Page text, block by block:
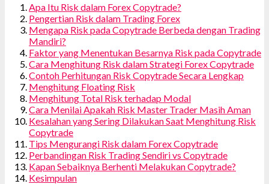
Apa Itu Risk dalam Forex Copytrade?
Pengertian Risk dalam Trading Forex
Mengapa Risk pada Copytrade Berbeda dengan Trading
Mandiri?
Faktor yang Menentukan Besarnya Risk pada Copytrade
Cara Menghitung Risk dalam Strategi Forex Copytrade
Contoh Perhitungan Risk Copytrade Secara Lengkap
Menghitung Floating Risk
Menghitung Total Risk terhadap Modal
Cara Menilai Apakah Risk Master Trader Masih Aman
Kesalahan yang Sering Dilakukan Saat Menghitung Risk
Copytrade
Tips Mengurangi Risk dalam Forex Copytrade
Perbandingan Risk Trading Sendiri vs Copytrade
Kapan Sebaiknya Berhenti Melakukan Copytrade?
Kesimpulan